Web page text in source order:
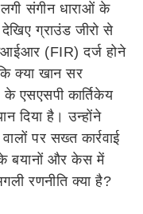
संगीन धाराओं के
ग्राउंड जीरो से
(FIR) दर्ज होने
क्या खान सर
के एसएसपी कार्तिकेय
दिया है। उन्होंने
पर सख्त कार्रवाई
के बयानों और केस में
रणनीति क्या है?